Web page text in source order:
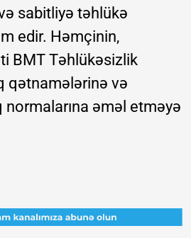
sabitliyə təhlükə
edir. Həmçinin,
BMT Təhlükəsizlik
qətnamələrinə və
əməl etməyə